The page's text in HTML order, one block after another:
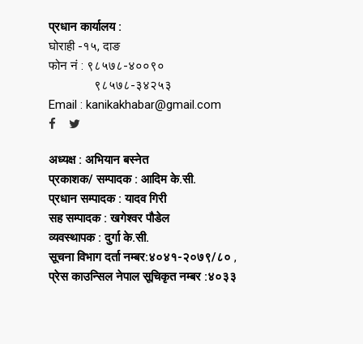
प्रधान कार्यालय :
घोराही -१५, दाङ
फोन नं : ९८५७८-४००९०
९८५७८-३४२५३
Email : kanikakhabar@gmail.com
अध्यक्ष : अभियान बस्नेत
प्रकाशक/ सम्पादक : आदिम के.सी.
प्रधान सम्पादक : यादव गिरी
सह सम्पादक : खगेश्वर पौडेल
व्यवस्थापक : दुर्गा के.सी.
सूचना विभाग दर्ता नम्बर:४०४१-२०७९/८० ,
प्रेस काउन्सिल नेपाल सूचिकृत नम्बर :४०३३